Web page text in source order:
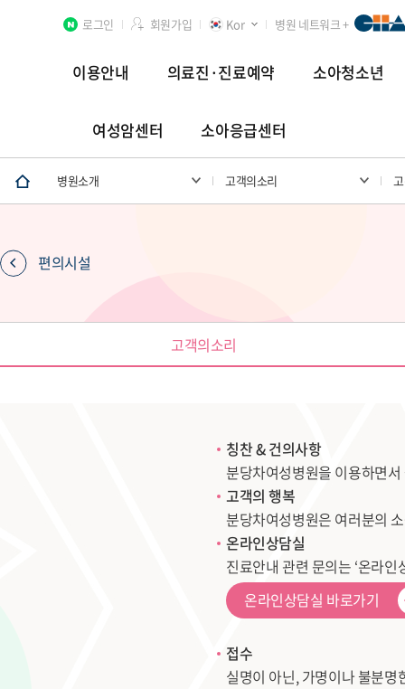
로그인 회원가입 Kor 병원 네트워크 +
이용안내 의료진·진료예약 소아청소년
여성암센터 소아응급센터
장례식장
병원소개 고객의소리
편의시설
고객의소리
칭찬 & 건의사항
분당차여성병원을 이용하면
고객의 행복
분당차여성병원은 여러분의
온라인상담실
진료안내 관련 문의는 ‘온라
온라인상담실 바로가기
접수
실명이 아닌, 가명이나 불분